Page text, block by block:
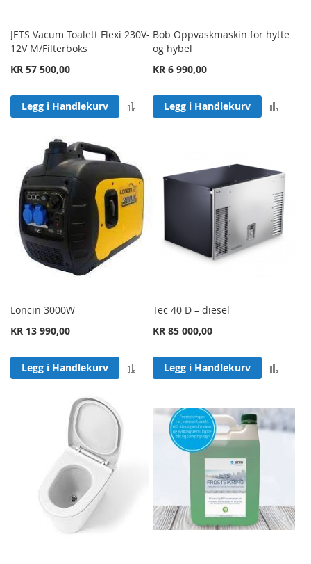
JETS Vacum Toalett Flexi 230V-
12V M/Filterboks
KR 57 500,00
Legg i Handlekurv Legg til sammenligning
Bob Oppvaskmaskin for hytte
og hybel
KR 6 990,00
Legg i Handlekurv
Loncin 3000W
KR 13 990,00
Legg i Handlekurv Legg til sammenligning
Tec 40 D – diesel
KR 85 000,00
Legg i Handlekurv